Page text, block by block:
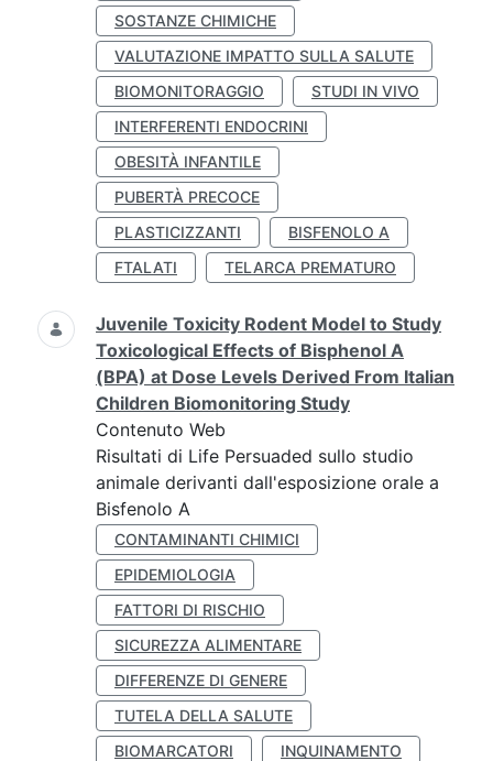
SOSTANZE CHIMICHE
VALUTAZIONE IMPATTO SULLA SALUTE
BIOMONITORAGGIO
STUDI IN VIVO
INTERFERENTI ENDOCRINI
OBESITÀ INFANTILE
PUBERTÀ PRECOCE
PLASTICIZZANTI
BISFENOLO A
FTALATI
TELARCA PREMATURO
Juvenile Toxicity Rodent Model to Study
Toxicological Effects of Bisphenol A
(BPA) at Dose Levels Derived From Italian
Children Biomonitoring Study
Contenuto Web
Risultati di Life Persuaded sullo studio
animale derivanti dall'esposizione orale a
Bisfenolo A
CONTAMINANTI CHIMICI
EPIDEMIOLOGIA
FATTORI DI RISCHIO
SICUREZZA ALIMENTARE
DIFFERENZE DI GENERE
TUTELA DELLA SALUTE
BIOMARCATORI
INQUINAMENTO